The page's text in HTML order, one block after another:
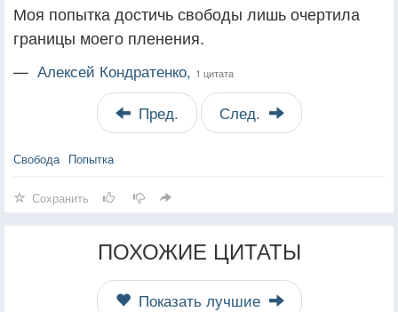
Моя попытка достичь свободы лишь очертила
границы моего пленения.
— Алексей Кондратенко, 1 цитата
Пред. След.
Свобода Попытка
Сохранить
ПОХОЖИЕ ЦИТАТЫ
Показать лучшие